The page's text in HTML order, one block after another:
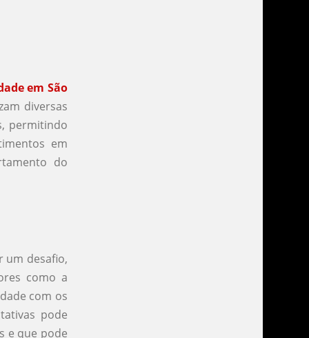
em São
diversas
permitindo
em
do
um desafio,
como a
com os
pode
e que pode